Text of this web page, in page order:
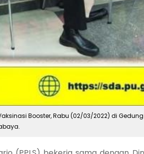
Booster, Rabu (02/03/2022) di